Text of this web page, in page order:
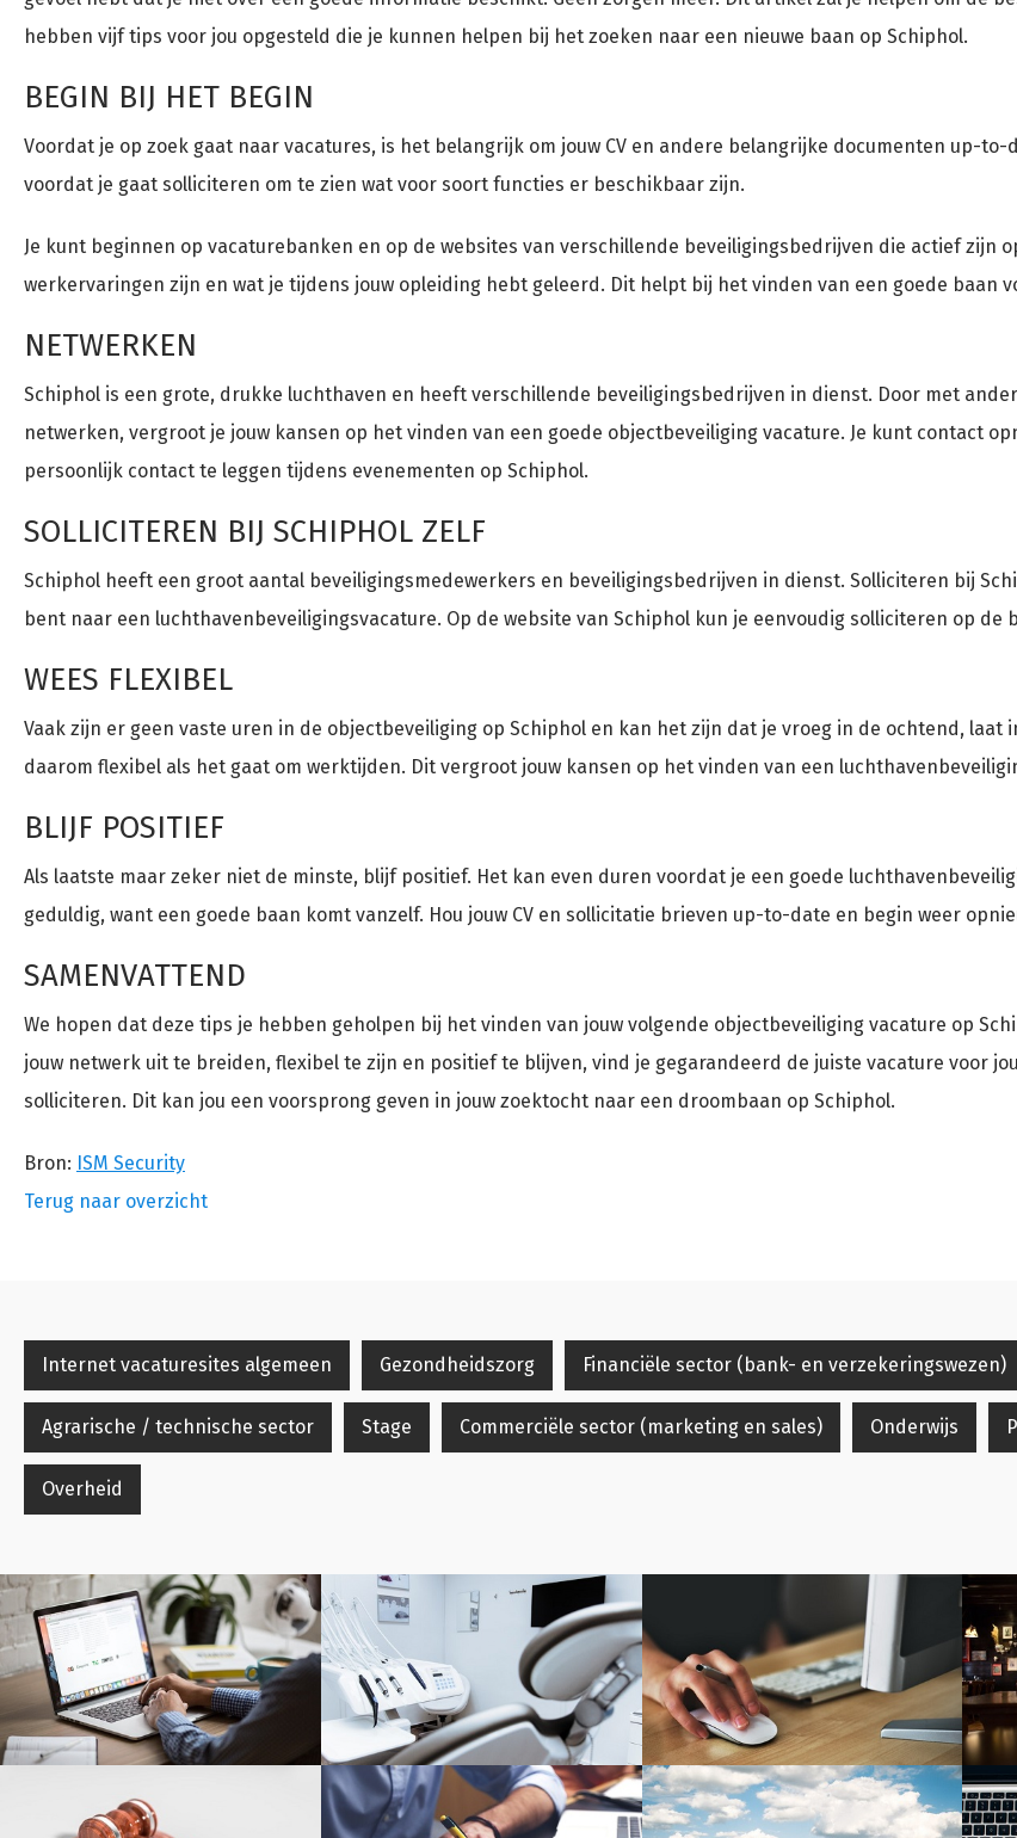
hebben vijf tips voor jou opgesteld die je kunnen helpen bij het zoeken naar een nieuwe baan op Schiphol.
BEGIN BIJ HET BEGIN
Voordat je op zoek gaat naar vacatures, is het belangrijk om jouw CV en andere belangrijke documenten up-
voordat je gaat solliciteren om te zien wat voor soort functies er beschikbaar zijn.
Je kunt beginnen op vacaturebanken en op de websites van verschillende beveiligingsbedrijven die actief zijn
werkervaringen zijn en wat je tijdens jouw opleiding hebt geleerd. Dit helpt bij het vinden van een goede baan
NETWERKEN
Schiphol is een grote, drukke luchthaven en heeft verschillende beveiligingsbedrijven in dienst. Door met
netwerken, vergroot je jouw kansen op het vinden van een goede objectbeveiliging vacature. Je kunt contact
persoonlijk contact te leggen tijdens evenementen op Schiphol.
SOLLICITEREN BIJ SCHIPHOL ZELF
Schiphol heeft een groot aantal beveiligingsmedewerkers en beveiligingsbedrijven in dienst. Solliciteren bij
bent naar een luchthavenbeveiligingsvacature. Op de website van Schiphol kun je eenvoudig solliciteren op
WEES FLEXIBEL
Vaak zijn er geen vaste uren in de objectbeveiliging op Schiphol en kan het zijn dat je vroeg in de ochtend,
daarom flexibel als het gaat om werktijden. Dit vergroot jouw kansen op het vinden van een
BLIJF POSITIEF
Als laatste maar zeker niet de minste, blijf positief. Het kan even duren voordat je een goede
geduldig, want een goede baan komt vanzelf. Hou jouw CV en sollicitatie brieven up-to-date en begin weer
SAMENVATTEND
We hopen dat deze tips je hebben geholpen bij het vinden van jouw volgende objectbeveiliging vacature op
jouw netwerk uit te breiden, flexibel te zijn en positief te blijven, vind je gegarandeerd de juiste vacature voor
solliciteren. Dit kan jou een voorsprong geven in jouw zoektocht naar een droombaan op Schiphol.
Bron: ISM Security
Terug naar overzicht
Internet vacaturesites algemeen Gezondheidszorg Financiële sector (bank- en verzekeringswezen)
Agrarische / technische sector Stage Commerciële sector (marketing en sales) Onderwijs
Overheid